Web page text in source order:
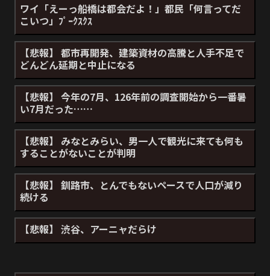
ワイ「えーっ船橋は都会だよ！」都民「何言ってだ
こいつ」ﾌﾟｰｸｽｸｽ
【悲報】 都市再開発、建築資材の高騰と人手不足で
どんどん延期と中止になる
【悲報】 今年の7月、126年前の調査開始から一番暑
い7月だった……
【悲報】 みなとみらい、男一人で観光に来ても何も
することがないことが判明
【悲報】 釧路市、とんでもないペースで人口が減り
続ける
【悲報】 渋谷、アーニャだらけ